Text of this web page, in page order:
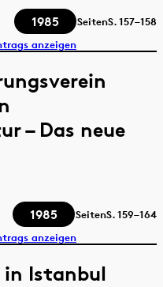
1985 SeitenS.157–158
anzeigen
– Das neue
1985 SeitenS.159–164
anzeigen
in Istanbul